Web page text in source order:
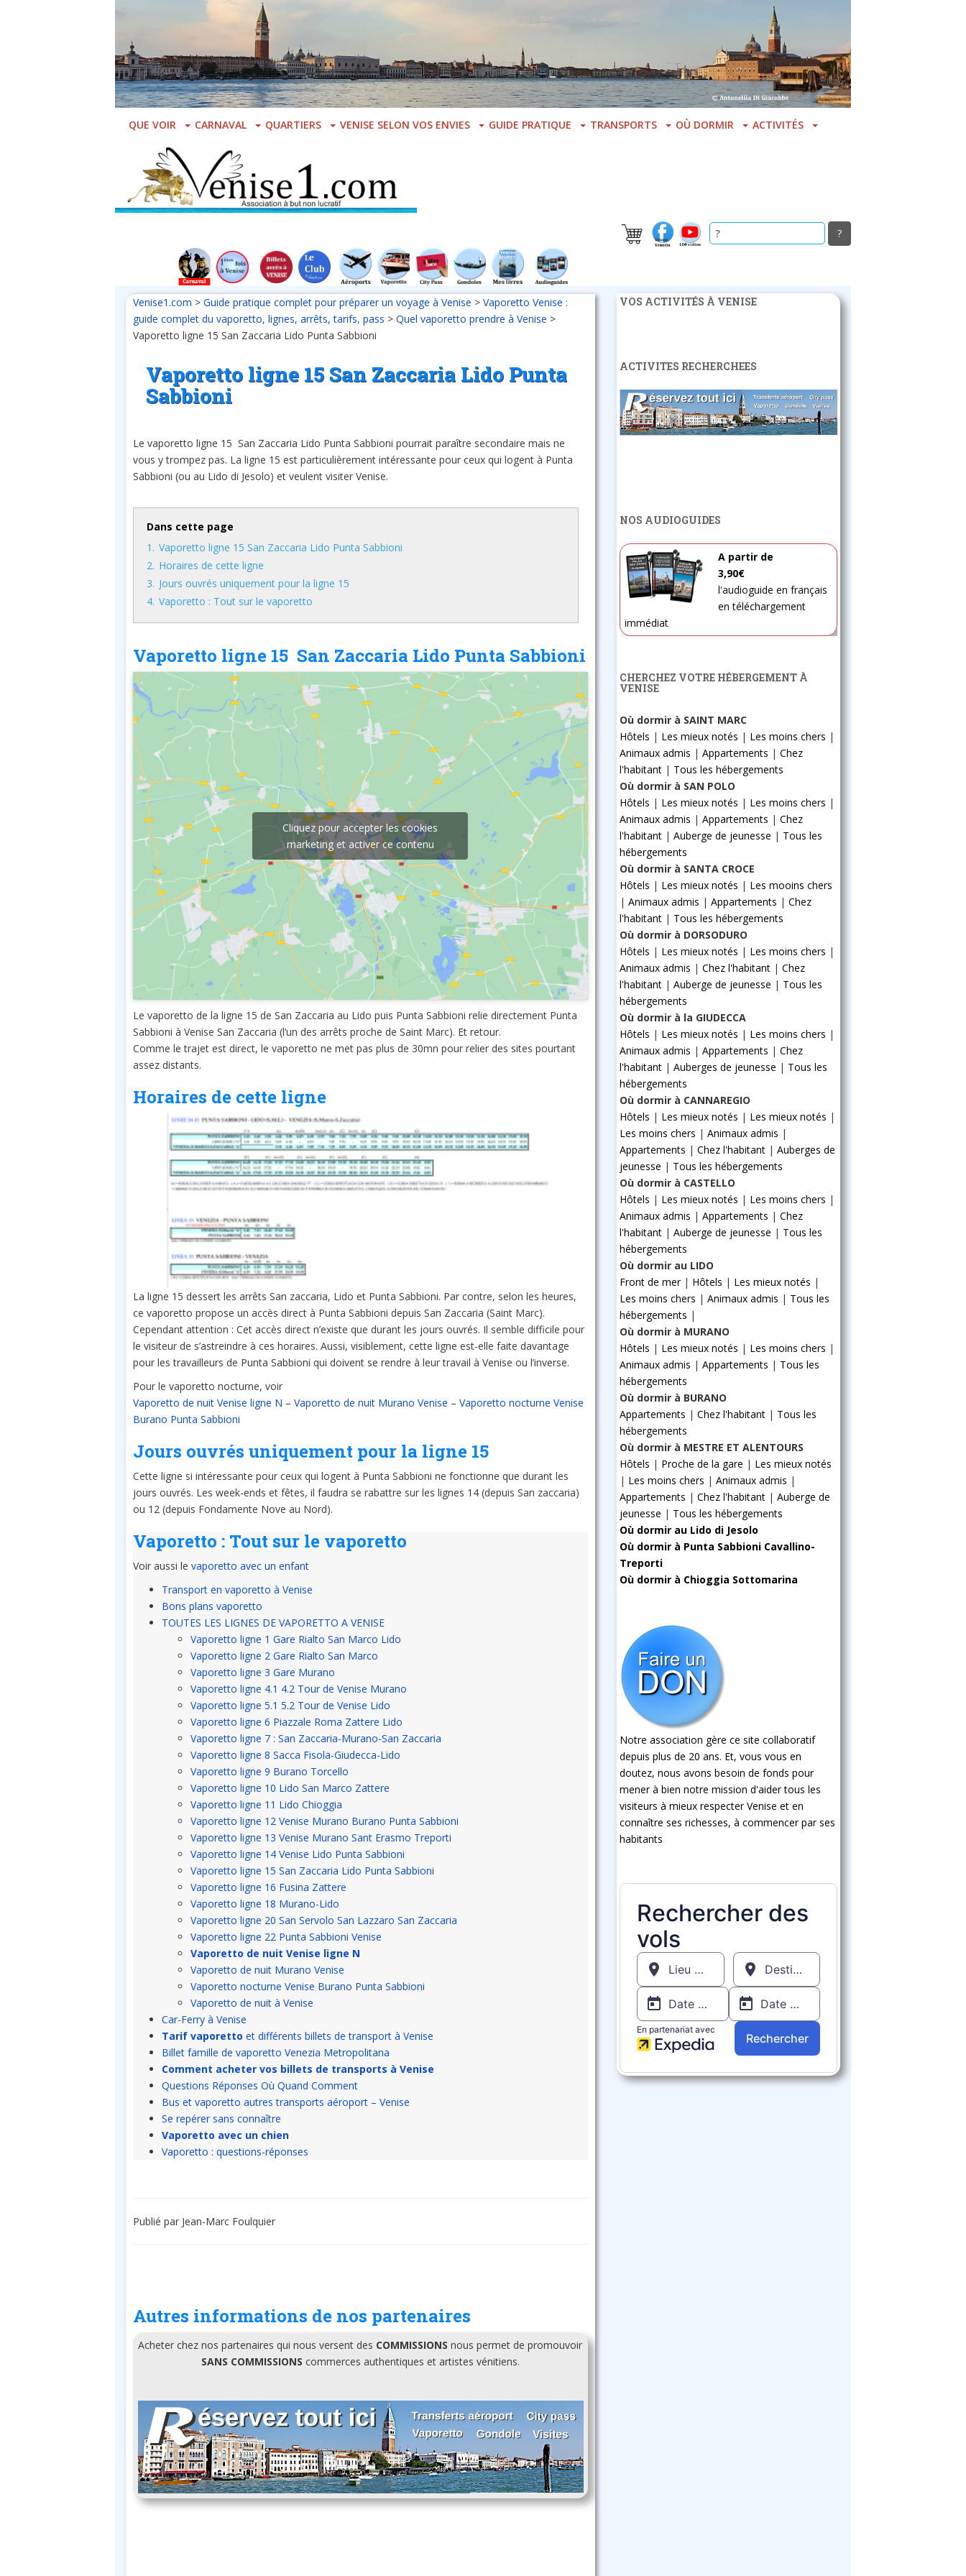
main
content
QUE VOIR CARNAVAL QUARTIERS VENISE SELON VOS ENVIES GUIDE PRATIQUE TRANSPORTS OÙ DORMIR ACTIVITÉS
Venise1.com > Guide pratique complet pour préparer un voyage à Venise > Vaporetto Venise :
guide complet du vaporetto, lignes, arrêts, tarifs, pass > Quel vaporetto prendre à Venise >
Vaporetto ligne 15 San Zaccaria Lido Punta Sabbioni
Vaporetto ligne 15 San Zaccaria Lido Punta
Sabbioni
Le vaporetto ligne 15 San Zaccaria Lido Punta Sabbioni pourrait paraître secondaire mais ne
vous y trompez pas. La ligne 15 est particulièrement intéressante pour ceux qui logent à Punta
Sabbioni (ou au Lido di Jesolo) et veulent visiter Venise.
Dans cette page
1. Vaporetto ligne 15 San Zaccaria Lido Punta Sabbioni
2. Horaires de cette ligne
3. Jours ouvrés uniquement pour la ligne 15
4. Vaporetto : Tout sur le vaporetto
Vaporetto ligne 15 San Zaccaria Lido Punta Sabbioni
Cliquez pour accepter les cookies
marketing et activer ce contenu
Le vaporetto de la ligne 15 de San Zaccaria au Lido puis Punta Sabbioni relie directement Punta
Sabbioni à Venise San Zaccaria (l’un des arrêts proche de Saint Marc). Et retour.
Comme le trajet est direct, le vaporetto ne met pas plus de 30mn pour relier des sites pourtant
assez distants.
Horaires de cette ligne
La ligne 15 dessert les arrêts San zaccaria, Lido et Punta Sabbioni. Par contre, selon les heures,
ce vaporetto propose un accès direct à Punta Sabbioni depuis San Zaccaria (Saint Marc).
Cependant attention : Cet accès direct n’existe que durant les jours ouvrés. Il semble difficile pour
le visiteur de s’astreindre à ces horaires. Aussi, visiblement, cette ligne est-elle faite davantage
pour les travailleurs de Punta Sabbioni qui doivent se rendre à leur travail à Venise ou l’inverse.
Pour le vaporetto nocturne, voir
Vaporetto de nuit Venise ligne N – Vaporetto de nuit Murano Venise – Vaporetto nocturne Venise
Burano Punta Sabbioni
Jours ouvrés uniquement pour la ligne 15
Cette ligne si intéressante pour ceux qui logent à Punta Sabbioni ne fonctionne que durant les
jours ouvrés. Les week-ends et fêtes, il faudra se rabattre sur les lignes 14 (depuis San zaccaria)
ou 12 (depuis Fondamente Nove au Nord).
Vaporetto : Tout sur le vaporetto
Voir aussi le vaporetto avec un enfant
Transport en vaporetto à Venise
Bons plans vaporetto
TOUTES LES LIGNES DE VAPORETTO A VENISE
Vaporetto ligne 1 Gare Rialto San Marco Lido
Vaporetto ligne 2 Gare Rialto San Marco
Vaporetto ligne 3 Gare Murano
Vaporetto ligne 4.1 4.2 Tour de Venise Murano
Vaporetto ligne 5.1 5.2 Tour de Venise Lido
Vaporetto ligne 6 Piazzale Roma Zattere Lido
Vaporetto ligne 7 : San Zaccaria-Murano-San Zaccaria
Vaporetto ligne 8 Sacca Fisola-Giudecca-Lido
Vaporetto ligne 9 Burano Torcello
Vaporetto ligne 10 Lido San Marco Zattere
Vaporetto ligne 11 Lido Chioggia
Vaporetto ligne 12 Venise Murano Burano Punta Sabbioni
Vaporetto ligne 13 Venise Murano Sant Erasmo Treporti
Vaporetto ligne 14 Venise Lido Punta Sabbioni
Vaporetto ligne 15 San Zaccaria Lido Punta Sabbioni
Vaporetto ligne 16 Fusina Zattere
Vaporetto ligne 18 Murano-Lido
Vaporetto ligne 20 San Servolo San Lazzaro San Zaccaria
Vaporetto ligne 22 Punta Sabbioni Venise
Vaporetto de nuit Venise ligne N
Vaporetto de nuit Murano Venise
Vaporetto nocturne Venise Burano Punta Sabbioni
Vaporetto de nuit à Venise
Car-Ferry à Venise
Tarif vaporetto et différents billets de transport à Venise
Billet famille de vaporetto Venezia Metropolitana
Comment acheter vos billets de transports à Venise
Questions Réponses Où Quand Comment
Bus et vaporetto autres transports aéroport – Venise
Se repérer sans connaître
Vaporetto avec un chien
Vaporetto : questions-réponses
Publié par Jean-Marc Foulquier
Autres informations de nos partenaires
Acheter chez nos partenaires qui nous versent des COMMISSIONS nous permet de promouvoir
SANS COMMISSIONS commerces authentiques et artistes vénitiens.
VOS ACTIVITÉS À VENISE
ACTIVITES RECHERCHEES
NOS AUDIOGUIDES
A partir de
3,90€
l'audioguide en français
en téléchargement
immédiat
CHERCHEZ VOTRE HÉBERGEMENT À
VENISE
Où dormir à SAINT MARC
Hôtels | Les mieux notés | Les moins chers |
Animaux admis | Appartements | Chez
l'habitant| Tous les hébergements
Où dormir à SAN POLO
Hôtels | Les mieux notés | Les moins chers |
Animaux admis | Appartements | Chez
l'habitant| Auberge de jeunesse | Tous les
hébergements
Où dormir à SANTA CROCE
Hôtels | Les mieux notés | Les mooins chers
| Animaux admis | Appartements | Chez
l'habitant| Tous les hébergements
Où dormir à DORSODURO
Hôtels | Les mieux notés | Les moins chers |
Animaux admis | Chez l'habitant| Chez
l'habitant| Auberge de jeunesse | Tous les
hébergements
Où dormir à la GIUDECCA
Hôtels | Les mieux notés | Les moins chers |
Animaux admis | Appartements | Chez
l'habitant| Auberges de jeunesse | Tous les
hébergements
Où dormir à CANNAREGIO
Hôtels | Les mieux notés | Les mieux notés |
Les moins chers | Animaux admis |
Appartements | Chez l'habitant| Auberges de
jeunesse | Tous les hébergements
Où dormir à CASTELLO
Hôtels | Les mieux notés | Les moins chers |
Animaux admis | Appartements | Chez
l'habitant| Auberge de jeunesse | Tous les
hébergements
Où dormir au LIDO
Front de mer| Hôtels | Les mieux notés |
Les moins chers | Animaux admis | Tous les
hébergements |
Où dormir à MURANO
Hôtels | Les mieux notés | Les moins chers |
Animaux admis | Appartements | Tous les
hébergements
Où dormir à BURANO
Appartements | Chez l'habitant| Tous les
hébergements
Où dormir à MESTRE ET ALENTOURS
Hôtels | Proche de la gare | Les mieux notés
| Les moins chers | Animaux admis |
Appartements | Chez l'habitant| Auberge de
jeunesse | Tous les hébergements
Où dormir au Lido di Jesolo
Où dormir à Punta Sabbioni Cavallino-
Treporti
Où dormir à Chioggia Sottomarina
Notre association gère ce site collaboratif
depuis plus de 20 ans. Et, vous vous en
doutez, nous avons besoin de fonds pour
mener à bien notre mission d'aider tous les
visiteurs à mieux respecter Venise et en
connaître ses richesses, à commencer par ses
habitants